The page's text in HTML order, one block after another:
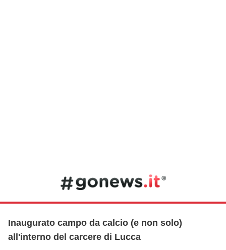
Inaugurato campo da calcio (e non solo)
all'interno del carcere di Lucca